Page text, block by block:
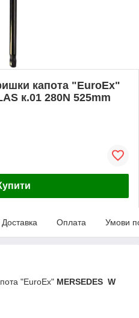
капота "EuroEx"
к.01 280N 525mm
Доставка Оплата Умови
"EuroEx" MERSEDES W